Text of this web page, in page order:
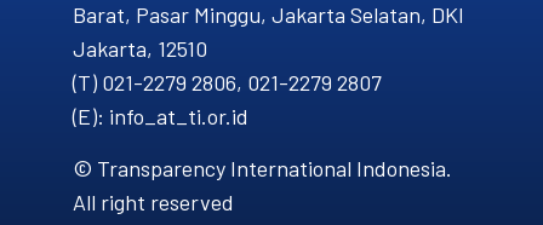
Barat, Pasar Minggu, Jakarta Selatan, DKI
Jakarta, 12510
(T) 021-2279 2806, 021-2279 2807
(E): info_at_ti.or.id
© Transparency International Indonesia.
All right reserved